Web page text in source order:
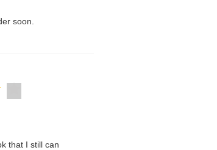
soon.
that I still can